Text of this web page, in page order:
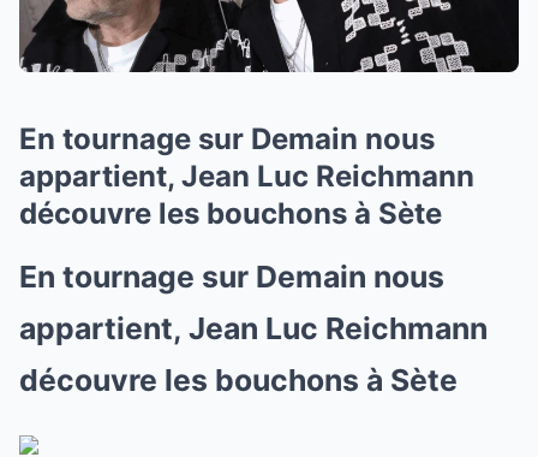
En tournage sur Demain nous
appartient, Jean Luc Reichmann
découvre les bouchons à Sète
En tournage sur Demain nous
appartient, Jean Luc Reichmann
découvre les bouchons à Sète